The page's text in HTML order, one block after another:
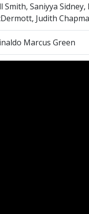
Smith, Saniyya
Judith
Marcus Green